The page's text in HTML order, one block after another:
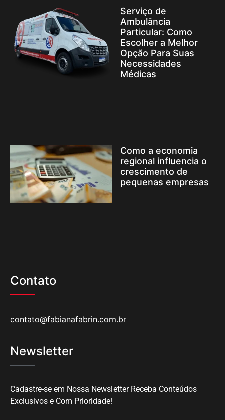
Serviço de
Ambulância
Particular: Como
Escolher a Melhor
Opção Para Suas
Necessidades
Médicas
Como a economia
regional influencia o
crescimento de
pequenas empresas
Contato
contato@fabianafabrin.com.br
Newsletter
Cadastre-se em Nossa Newsletter Receba Conteúdos
Exclusivos e Com Prioridade!